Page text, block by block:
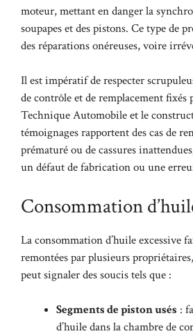
moteur, mettant en danger la
soupapes et des pistons. Ce type de
des réparations onéreuses, voire
Il est impératif de respecter
de contrôle et de remplacement fixés
Technique Automobile et le
témoignages rapportent des cas de
prématuré ou de cassures
un défaut de fabrication ou une
Consommation
La consommation d’huile excessive
remontées par plusieurs
peut signaler des soucis tels que :
Segments de piston usés :
d’huile dans la chambre de